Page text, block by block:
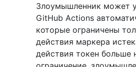
Злоумышленник может
GitHub Actions
которые ограничены
действия маркера
действия токен